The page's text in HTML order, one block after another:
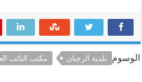
الوسوم بلدية الرجبان مكتب النائب